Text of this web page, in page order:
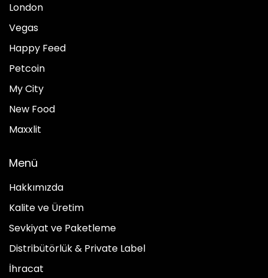
London
Vegas
Happy Feed
Petcoin
My City
New Food
Maxxlit
Menü
Hakkımızda
Kalite ve Üretim
Sevkiyat ve Paketleme
Distribütörlük & Private Label
İhracat